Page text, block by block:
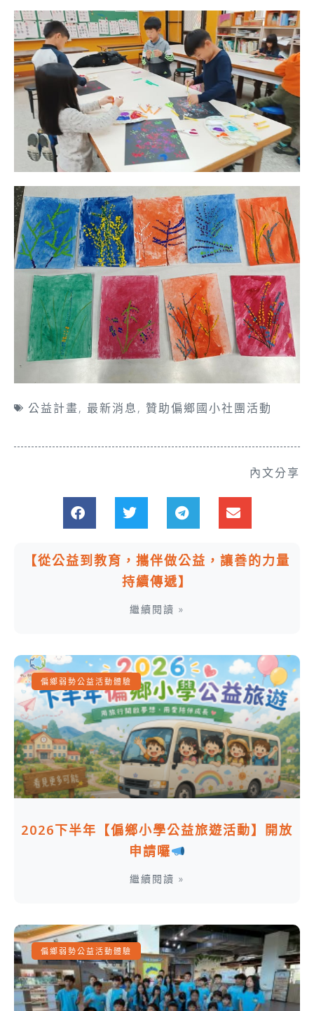
公益計畫, 最新消息, 贊助偏鄉國小社團活動
內文分享
【從公益到教育，攜伴做公益，讓善的力量
持續傳遞】
繼續閱讀 »
偏鄉弱勢公益活動體驗
2026下半年【偏鄉小學公益旅遊活動】開放
申請囉
繼續閱讀 »
偏鄉弱勢公益活動體驗